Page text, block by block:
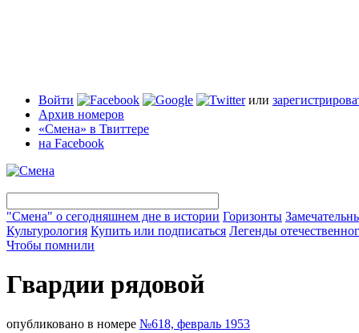
Войти или
Архив номеров
«Смена» в Твиттере
на Facebook
"Смена" о сегодняшнем дне в истории Горизонты
Культурология Купить или подписаться Легенды
Чтобы помнили
Гвардии рядовой
опубликовано в номере №618, февраль 1953